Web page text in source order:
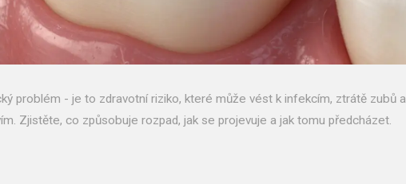
problém - je to zdravotní riziko, které může vést k infekcím, ztrátě zubů a
Zjistěte, co způsobuje rozpad, jak se projevuje a jak tomu předcházet.